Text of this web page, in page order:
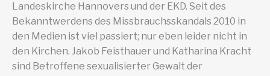
Landeskirche Hannovers und der EKD. Seit des
Bekanntwerdens des Missbrauchsskandals 2010 in
den Medien ist viel passiert; nur eben leider nicht in
den Kirchen. Jakob Feisthauer und Katharina Kracht
sind Betroffene sexualisierter Gewalt der